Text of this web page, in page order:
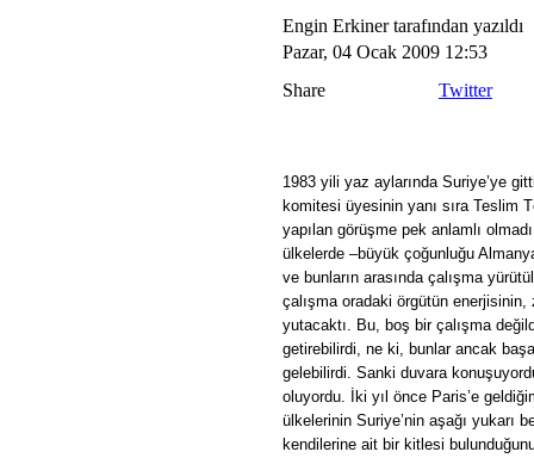
Engin Erkiner tarafından yazıldı
Pazar, 04 Ocak 2009 12:53
Share
Twitter
1983 yili yaz aylarında Suriye’ye
komitesi üyesinin yanı sıra Teslim
yapılan görüşme pek anlamlı
ülkelerde –büyük çoğunluğu
ve bunların arasında çalışma
çalışma oradaki örgütün enerjisinin,
yutacaktı. Bu, boş bir çalışma
getirebilirdi, ne ki, bunlar ancak
gelebilirdi. Sanki duvara
oluyordu. İki yıl önce Paris’e
ülkelerinin Suriye’nin aşağı yukarı
kendilerine ait bir kitlesi